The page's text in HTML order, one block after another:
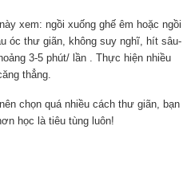
xem: ngồi xuống ghế êm hoặc ngồi
óc thư giãn, không suy nghĩ, hít sâu-
3-5 phút/ lần . Thực hiện nhiều
thẳng.
chọn quá nhiều cách thư giãn, bạn
học là tiêu tùng luôn!